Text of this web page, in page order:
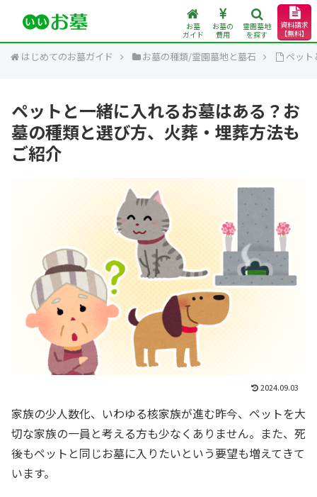
お墓
ガイド
お墓の
費用
霊園墓地
を探す
資料請求
【無料】
はじめてのお墓ガイド お墓の種類/霊園墓地と墓石 ペット
ペットと一緒に入れるお墓はある？お
墓の種類と選び方、火葬・埋葬方法も
ご紹介
2024.09.03
家族の少人数化、いわゆる核家族が進む昨今、ペットを大
切な家族の一員と考える方も少なくありません。また、死
後もペットと同じお墓に入りたいという要望も増えてきて
います。